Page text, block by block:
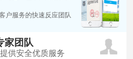
户服务的快速反应团队
家团队
供安全优质服务